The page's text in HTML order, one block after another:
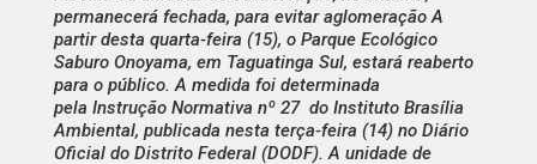
permanecerá fechada, para evitar aglomeração A
partir desta quarta-feira (15), o Parque Ecológico
Saburo Onoyama, em Taguatinga Sul, estará reaberto
para o público. A medida foi determinada
pela Instrução Normativa nº 27 do Instituto Brasília
Ambiental, publicada nesta terça-feira (14) no Diário
Oficial do Distrito Federal (DODF). A unidade de